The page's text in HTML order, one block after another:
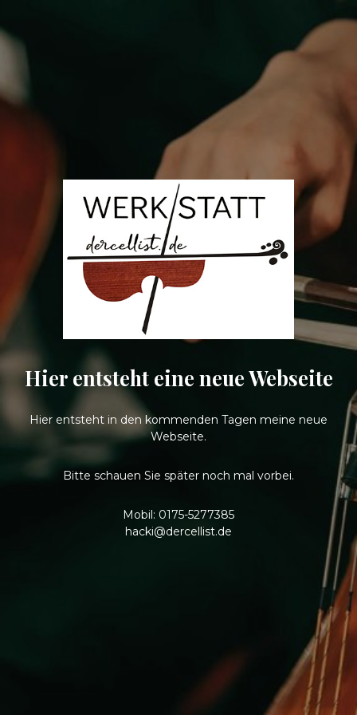
Hier entsteht eine neue Webseite
Hier entsteht in den kommenden Tagen meine neue
Webseite.
Bitte schauen Sie später noch mal vorbei.
Mobil: 0175-5277385
hacki@dercellist.de